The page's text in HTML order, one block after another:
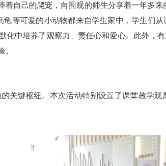
自己的爬宠，向围观的师生分享着一年多
等可爱的小动物都来自学生家中，学生们
化中培养了观察力、责任心和爱心。此外，
。
键枢纽。本次活动特别设置了课堂教学观